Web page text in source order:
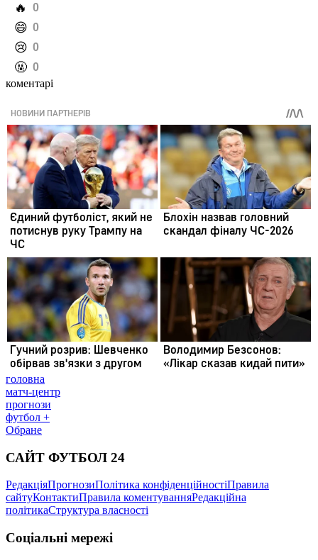
️🔥 0
️😄 0
️😢 0
️🤬 0
коментарі
головна
матч-центр
прогнози
футбол +
Обране
САЙТ ФУТБОЛ 24
РедакціяПрогнозиПолітика конфіденційностіПравила
сайтуКонтактиПравила коментуванняРедакційна
політикаСтруктура власності
Соціальні мережі